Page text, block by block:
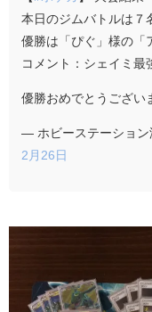
本日のジムバトルは７
優勝は「ぴぐ」様の「
コメント：シェイミ最
優勝おめでとうござい
— ホビーステーション
2月26日